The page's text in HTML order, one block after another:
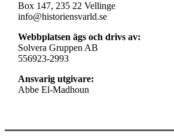
Box 147, 235 22 Vellinge
info@historiensvarld.se
Webbplatsen ägs och drivs av:
Solvera Gruppen AB
556923-2993
Ansvarig utgivare:
Abbe El-Madhoun